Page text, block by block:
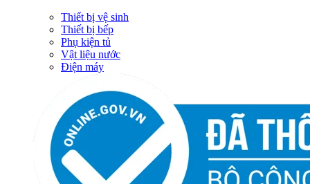
Thiết bị vệ sinh
Thiết bị bếp
Phụ kiện tủ
Vật liệu nước
Điện máy